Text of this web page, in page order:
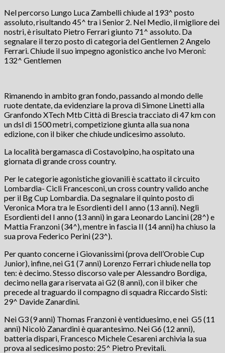
Nel percorso Lungo Luca Zambelli chiude al 193^ posto
assoluto, risultando 45^ tra i Senior 2. Nel Medio, il migliore dei
nostri, è risultato Pietro Ferrari giunto 71^ assoluto. Da
segnalare il terzo posto di categoria del Gentlemen 2 Angelo
Ferrari. Chiude il suo impegno agonistico anche Ivo Meroni:
132^ Gentlemen
Rimanendo in ambito gran fondo, passando al mondo delle
ruote dentate, da evidenziare la prova di Simone Linetti alla
Granfondo XTech Mtb Città di Brescia tracciato di 47 km con
un dsl di 1500 metri, competizione giunta alla sua nona
edizione, con il biker che chiude undicesimo assoluto.
La località bergamasca di Costavolpino, ha ospitato una
giornata di grande cross country.
Per le categorie agonistiche giovanili è scattato il circuito
Lombardia- Cicli Francesconi, un cross country valido anche
per il Bg Cup Lombardia. Da segnalare il quinto posto di
Veronica Mora tra le Esordienti del I anno (13 anni). Negli
Esordienti del I anno (13 anni) in gara Leonardo Lancini (28^) e
Mattia Franzoni (34^), mentre in fascia II (14 anni) ha chiuso la
sua prova Federico Perini (23^).
Per quanto concerne i Giovanissimi (prova dell’Orobie Cup
Junior), infine, nei G1 (7 anni) Lorenzo Ferrari chiude nella top
ten: è decimo. Stesso discorso vale per Alessandro Bordiga,
decimo nella gara riservata ai G2 (8 anni), con il biker che
precede al traguardo il compagno di squadra Riccardo Sisti:
29^ Davide Zanardini.
Nei G3 (9 anni) Thomas Franzoni è ventiduesimo, e nei G5 (11
anni) Nicolò Zanardini è quarantesimo. Nei G6 (12 anni),
batteria dispari, Francesco Michele Cesareni archivia la sua
prova al sedicesimo posto: 25^ Pietro Previtali.